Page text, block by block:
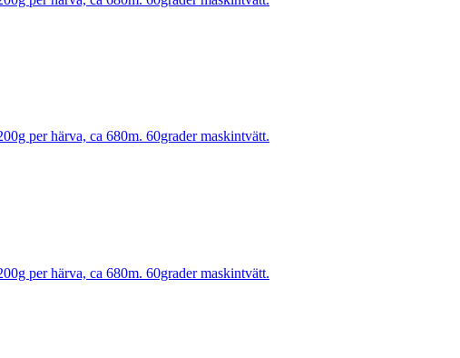
per härva, ca 680m. 60grader maskintvätt.
per härva, ca 680m. 60grader maskintvätt.